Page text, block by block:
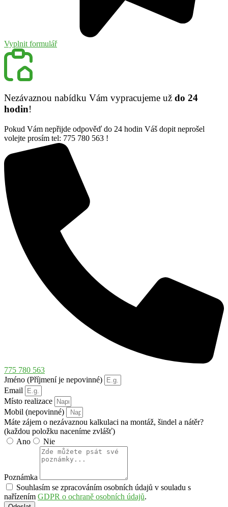
Vyplnit formulář
Nezávaznou nabídku Vám vypracujeme už do 24
hodin!
Pokud Vám nepřijde odpověď do 24 hodin Váš dopit neprošel
volejte prosím tel: 775 780 563 !
775 780 563
Jméno (Příjmení je nepovinné)
Email
Místo realizace
Mobil (nepovinné)
Máte zájem o nezávaznou kalkulaci na montáž, šindel a nátěr?
(každou položku naceníme zvlášť)
Ano
Nie
Poznámka
Souhlasím se zpracováním osobních údajů v souladu s
nařízením GDPR o ochraně osobních údajů.